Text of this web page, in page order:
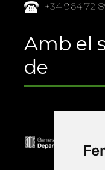
+34 964 72
Amb el
de